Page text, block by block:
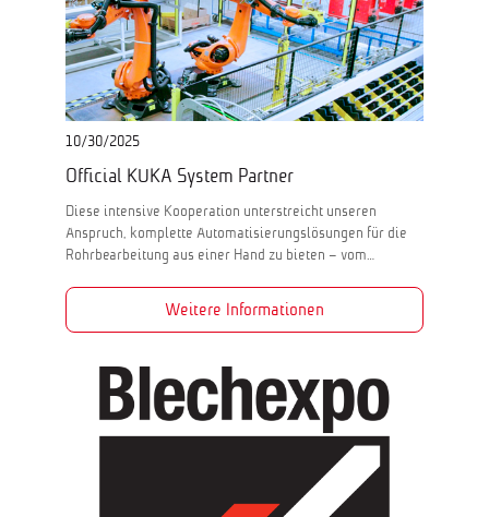
10/30/2025
Official KUKA System Partner
Diese intensive Kooperation unterstreicht unseren
Anspruch, komplette Automatisierungslösungen für die
Rohrbearbeitung aus einer Hand zu bieten – vom…
Weitere Informationen